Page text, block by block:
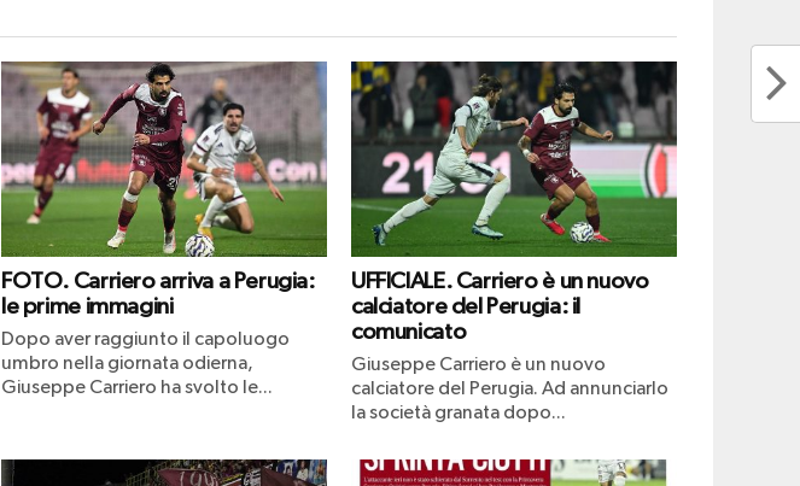
FOTO. Carriero arriva a Perugia:
le prime immagini
Dopo aver raggiunto il capoluogo
umbro nella giornata odierna,
Giuseppe Carriero ha svolto le...
UFFICIALE. Carriero è un nuovo
calciatore del Perugia: il
comunicato
Giuseppe Carriero è un nuovo
calciatore del Perugia. Ad annunciarlo
la società granata dopo...